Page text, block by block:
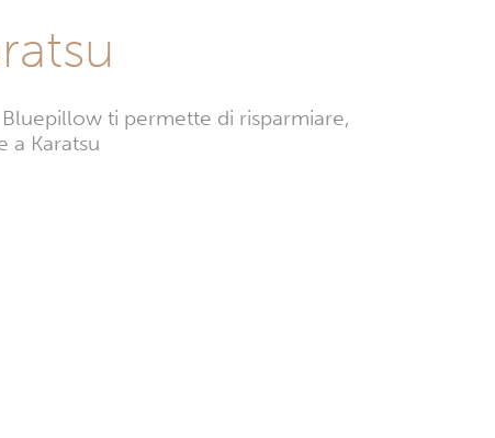
ti permette di risparmiare,
a Karatsu